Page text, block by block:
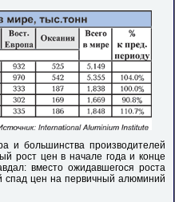
и большинства производителей
рост цен в начале года и конце
вместо ожидавшегося роста
спад цен на первичный алюминий